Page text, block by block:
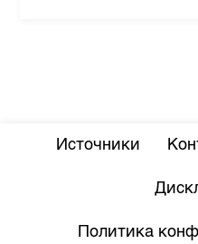
Источники
Политика